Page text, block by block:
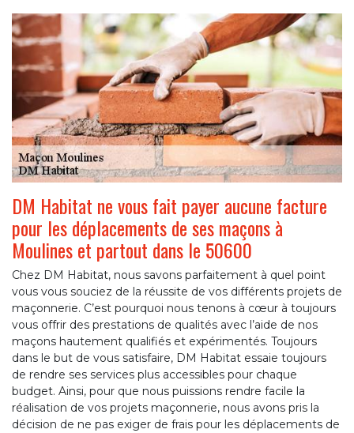
DM Habitat ne vous fait payer aucune facture
pour les déplacements de ses maçons à
Moulines et partout dans le 50600
Chez DM Habitat, nous savons parfaitement à quel point
vous vous souciez de la réussite de vos différents projets de
maçonnerie. C’est pourquoi nous tenons à cœur à toujours
vous offrir des prestations de qualités avec l’aide de nos
maçons hautement qualifiés et expérimentés. Toujours
dans le but de vous satisfaire, DM Habitat essaie toujours
de rendre ses services plus accessibles pour chaque
budget. Ainsi, pour que nous puissions rendre facile la
réalisation de vos projets maçonnerie, nous avons pris la
décision de ne pas exiger de frais pour les déplacements de